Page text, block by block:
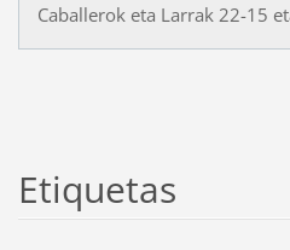
Caballerok eta Larrak 22-15
Etiquetas